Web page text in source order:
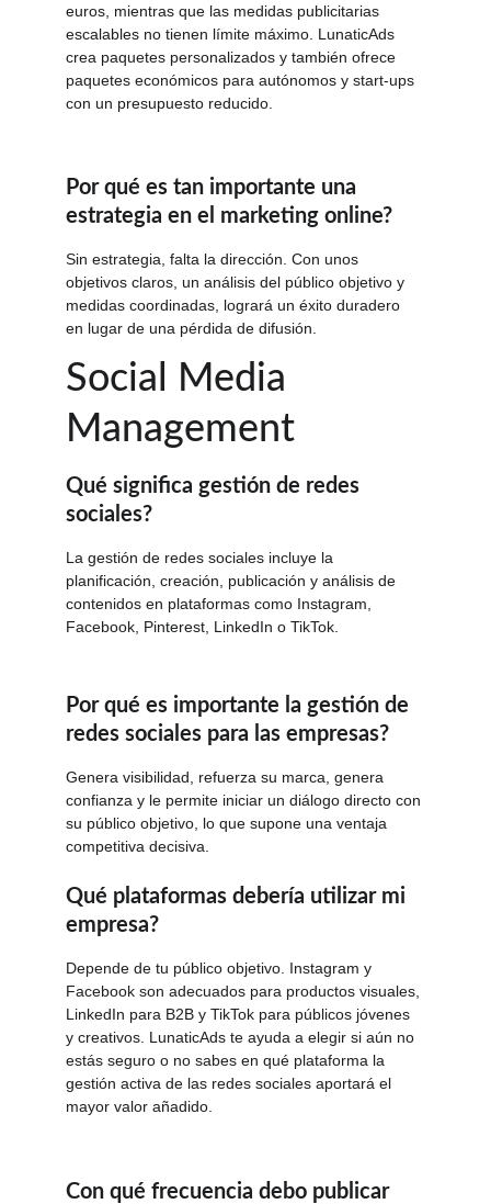
euros, mientras que las medidas publicitarias
escalables no tienen límite máximo. LunaticAds
crea paquetes personalizados y también ofrece
paquetes económicos para autónomos y start-ups
con un presupuesto reducido.
Por qué es tan importante una
estrategia en el marketing online?
Sin estrategia, falta la dirección. Con unos
objetivos claros, un análisis del público objetivo y
medidas coordinadas, logrará un éxito duradero
en lugar de una pérdida de difusión.
Qué significa gestión de redes
sociales?
La gestión de redes sociales incluye la
planificación, creación, publicación y análisis de
contenidos en plataformas como Instagram,
Facebook, Pinterest, LinkedIn o TikTok.
Por qué es importante la gestión de
redes sociales para las empresas?
Genera visibilidad, refuerza su marca, genera
confianza y le permite iniciar un diálogo directo con
su público objetivo, lo que supone una ventaja
competitiva decisiva.
Qué plataformas debería utilizar mi
empresa?
Depende de tu público objetivo. Instagram y
Facebook son adecuados para productos visuales,
LinkedIn para B2B y TikTok para públicos jóvenes
y creativos. LunaticAds te ayuda a elegir si aún no
estás seguro o no sabes en qué plataforma la
gestión activa de las redes sociales aportará el
mayor valor añadido.
Con qué frecuencia debo publicar
Social Media
Management